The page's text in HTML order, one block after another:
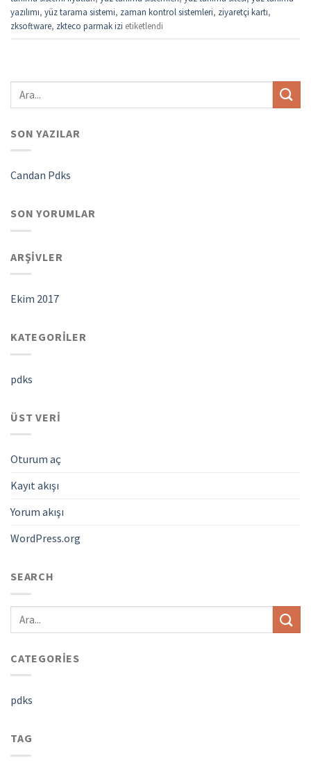
yazılımı, yüz tarama sistemi, zaman kontrol sistemleri, ziyaretçi kartı,
zksoftware, zkteco parmak izi etiketlendi
SON YAZILAR
Candan Pdks
SON YORUMLAR
ARŞIVLER
Ekim 2017
KATEGORILER
pdks
ÜST VERI
Oturum aç
Kayıt akışı
Yorum akışı
WordPress.org
SEARCH
CATEGORIES
pdks
TAG